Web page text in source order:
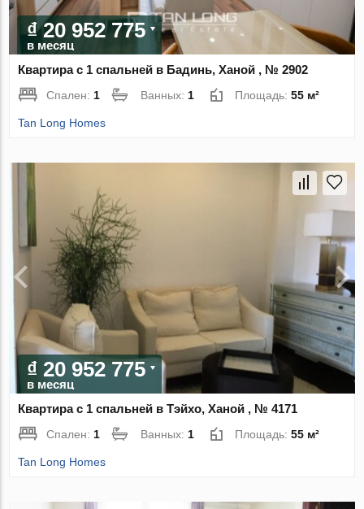
₫ 20 952 775
в месяц
Квартира с 1 спальней в Бадинь, Ханой , № 2902
Спален: 1 Ванных: 1 Площадь:55 м²
Tan Long Homes
₫ 20 952 775
в месяц
Квартира с 1 спальней в Тэйхо, Ханой , № 4171
Спален: 1 Ванных: 1 Площадь:55 м²
Tan Long Homes